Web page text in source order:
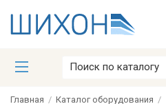
Главная / Каталог оборудования /